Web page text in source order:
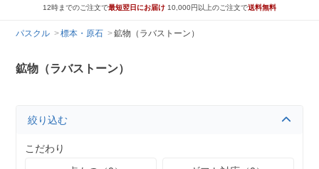
12時までのご注文で最短翌日にお届け 10,000円以上のご注文で送料無料
パスクル 標本・原石 鉱物（ラバストーン）
鉱物（ラバストーン）
絞り込む
こだわり